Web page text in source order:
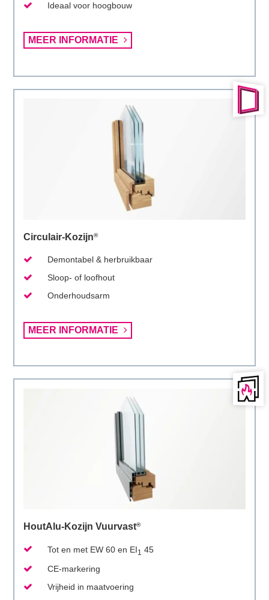
Ideaal voor hoogbouw
Lees
meer
HoutAlu-
MEER INFORMATIE
Circulair-Kozijn®
Demontabel & herbruikbaar
Sloop- of loofhout
Onderhoudsarm
Lees
meer
Circulair-
MEER INFORMATIE
HoutAlu-Kozijn Vuurvast®
Tot en met EW 60 en EI1 45
CE-markering
Vrijheid in maatvoering